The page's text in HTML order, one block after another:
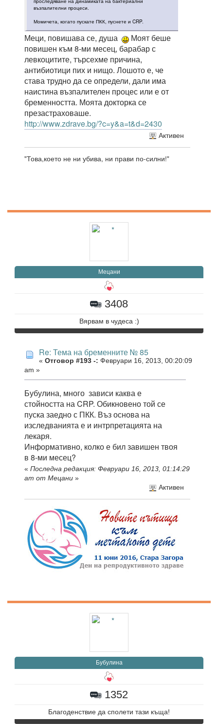
възпалителни процеси.
Момичета, когато пускате ПКК, пуснете и CRP.
Меци, повишава се, душа
Моят беше
повишен към 8-ми месец, барабар с
левкоцитите, търсехме причина,
антибиотици пих и нищо. Лошото е, че
става трудно да се определи, дали има
наистина възпалителен процес или е от
бременността. Моята докторка се
презастраховаше.
http://www.zdrave.bg/?c=y&a=t&d=2430
Активен
"Това,което не ни убива, ни прави по-силни!"
Мецани
3408
Вярвам в чудеса :)
Re: Тема на бременните № 85
« Отговор #193 -: Февруари 16, 2013, 00:20:09
am »
Бубулина, много зависи каква е
стойността на CRP. Обикновено той се
пуска заедно с ПКК. Въз основа на
изследванията е и интрпретацията на
лекаря.
Информативно, колко е бил завишен твоя
в 8-ми месец?
« Последна редакция: Февруари 16, 2013, 01:14:29
am от Мецани »
Активен
Бубулина
1352
Благоденствие да сполети тази къща!